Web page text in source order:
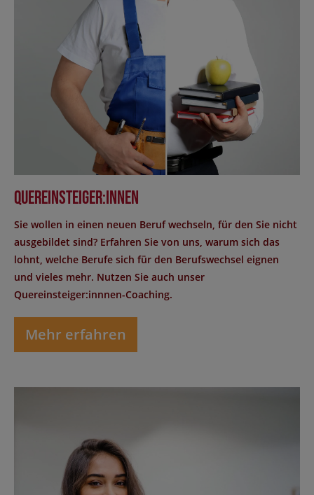
Quereinsteiger:innen
Sie wollen in einen neuen Beruf wechseln, für den Sie nicht
ausgebildet sind? Erfahren Sie von uns, warum sich das
lohnt, welche Berufe sich für den Berufswechsel eignen
und vieles mehr. Nutzen Sie auch unser
Quereinsteiger:innnen-Coaching.
Mehr erfahren